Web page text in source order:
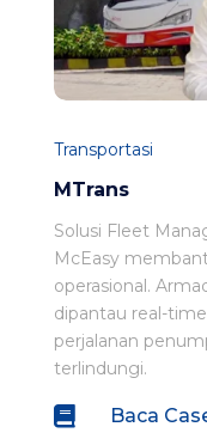
MTrans
Transportasi
Solusi Fleet
McEasy
operasional.
dipantau real-
perjalanan
terlindungi.
 Baca